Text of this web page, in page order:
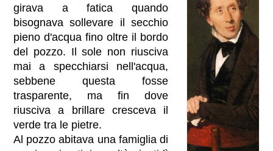
girava a fatica quando
bisognava sollevare il secchio
pieno d'acqua fino oltre il bordo
del pozzo. Il sole non riusciva
mai a specchiarsi nell'acqua,
sebbene questa fosse
trasparente, ma fin dove
riusciva a brillare cresceva il
verde tra le pietre.
Al pozzo abitava una famiglia di